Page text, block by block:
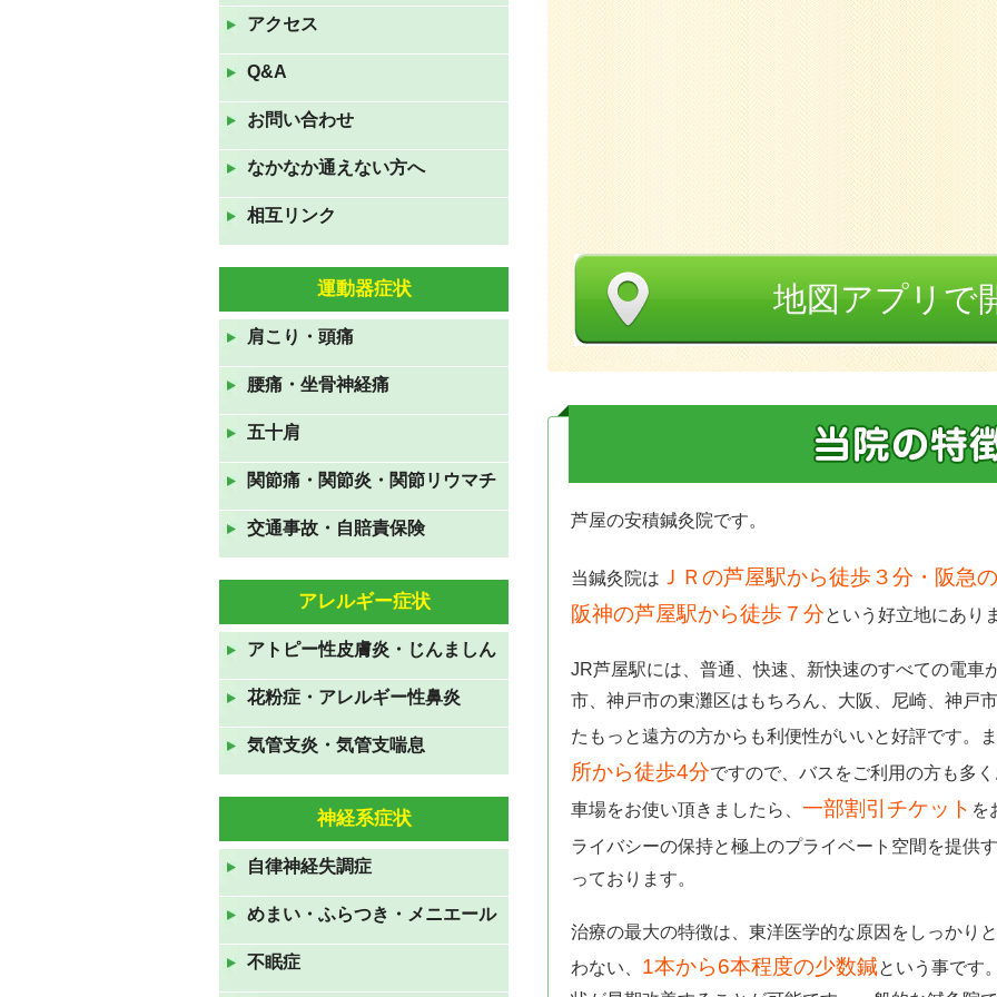
地図アプリで
芦屋の安積鍼灸院です。
当鍼灸院は ＪＲの芦屋駅から徒歩３分・阪急
阪神の芦屋駅から徒歩７分という好立地にあり
JR芦屋駅には、普通、快速、新快速のすべての電車
市、神戸市の東灘区はもちろん、大阪、尼崎、神戸
たもっと遠方の方からも利便性がいいと好評です。
所から徒歩4分ですので、バスをご利用の方も多
車場をお使い頂きましたら、 一部割引チケット を
ライバシーの保持と極上のプライベート空間を提供
っております。
治療の最大の特徴は、東洋医学的な原因をしっかり
わない、 1本から6本程度の少数鍼という事です
は夏休みです。
2022年8月9日
祝)の三連休も休まず診察して
おります。
2022年7月16日
GWも休まず診察しておりま
す。
11月23日(火祝)は通常通り、24
日(水)、25日(木)は臨時休診で
す。
2021年11月22日
８月１５日(日)～１７日(火)ま
でお盆休みです
GWも休まず営業しておりま
2021年4月24日
年末年始のお知らせ 2020年
12月31日から2021年1月3日ま
で休診です。
2020年8月10日
7月23日から26日の祝日も診察
2020年7月19日
ＧＷも休みなく診察していま
アクセス
Q&A
お問い合わせ
なかなか通えない方へ
相互リンク
運動器症状
肩こり・頭痛
腰痛・坐骨神経痛
五十肩
関節痛・関節炎・関節リウマチ
交通事故・自賠責保険
アレルギー症状
アトピー性皮膚炎・じんましん
花粉症・アレルギー性鼻炎
気管支炎・気管支喘息
神経系症状
自律神経失調症
めまい・ふらつき・メニエール
不眠症